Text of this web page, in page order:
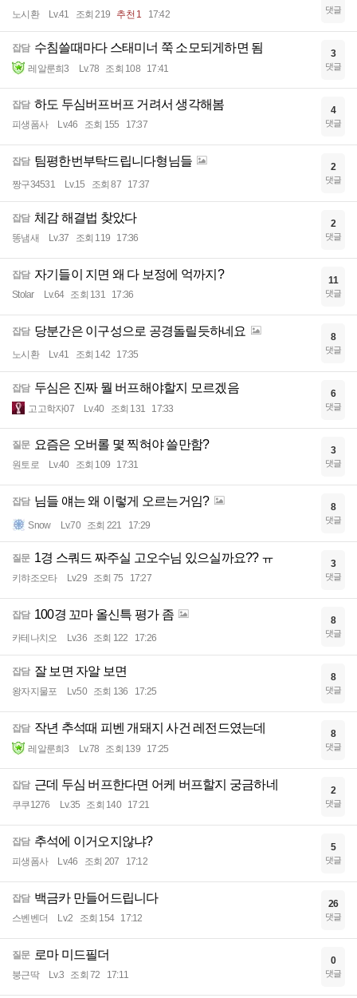
노시환 Lv.41 조회 219 추천 1 17:42 댓글
잡담 수침쓸때마다 스태미너 쭉 소모되게하면 됨
레알룬희3 Lv.78 조회 108 17:41
3
댓글
잡담 하도 두심버프버프 거려서 생각해봄
피생폼사 Lv.46 조회 155 17:37
4
댓글
잡담 팀평한번부탁드립니다형님들
짱구34531 Lv.15 조회 87 17:37
2
댓글
잡담 체감 해결법 찾았다
똥냄새 Lv.37 조회 119 17:36
2
댓글
잡담 자기들이 지면 왜 다 보정에 억까지?
Stolar Lv.64 조회 131 17:36
11
댓글
잡담 당분간은 이구성으로 공경돌릴듯하네요
노시환 Lv.41 조회 142 17:35
8
댓글
잡담 두심은 진짜 뭘 버프해야할지 모르겠음
고고학자07 Lv.40 조회 131 17:33
6
댓글
질문 요즘은 오버롤 몇 찍혀야 쓸만함?
원토로 Lv.40 조회 109 17:31
3
댓글
잡담 님들 얘는 왜 이렇게 오르는거임?
Snow Lv.70 조회 221 17:29
8
댓글
질문 1경 스쿼드 짜주실 고오수님 있으실까요?? ㅠ
키햐조오타 Lv.29 조회 75 17:27
3
댓글
잡담 100경 꼬마 올신특 평가 좀
카테나치오 Lv.36 조회 122 17:26
8
댓글
잡담 잘 보면 자알 보면
왕자지물포 Lv.50 조회 136 17:25
8
댓글
잡담 작년 추석때 피벤 개돼지 사건 레전드였는데
레알룬희3 Lv.78 조회 139 17:25
8
댓글
잡담 근데 두심 버프한다면 어케 버프할지 궁금하네
쿠쿠1276 Lv.35 조회 140 17:21
2
댓글
잡담 추석에 이거오지않냐?
피생폼사 Lv.46 조회 207 17:12
5
댓글
잡담 백금카 만들어드립니다
스벤벤더 Lv.2 조회 154 17:12
26
댓글
질문 로마 미드필더
붕근딱 Lv.3 조회 72 17:11
0
댓글